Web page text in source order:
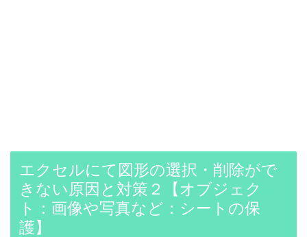
エクセルにて図形の選択・削除がで
きない原因と対策２【オブジェク
ト：画像や写真など：シートの保
護】